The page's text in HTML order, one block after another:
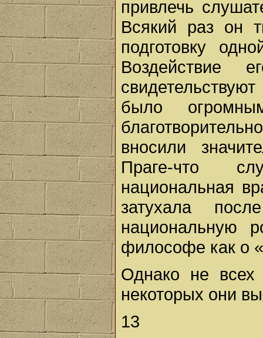
привлечь
Всякий раз он
подготовку
Воздействие
было
вносили
Праге-что
национальная
затухала
национальную
философе как о
Однако не всех
некоторых они
13